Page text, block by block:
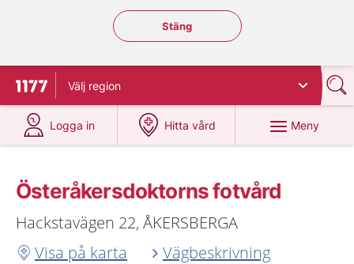
Stäng regionsväljaren
Stäng
Till startsidan för 1177
Välj region
Logga in
på 1177.se
Hitta vård
på 1177.se
Meny
Österåkersdoktorns fotvård
Hackstavägen 22, ÅKERSBERGA
Visa på karta
Vägbeskrivning